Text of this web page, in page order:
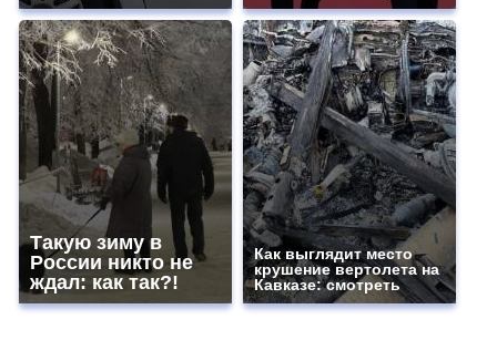
Такую зиму в
России никто не
ждал: как так?!
Как выглядит место
крушение вертолета на
Кавказе: смотреть